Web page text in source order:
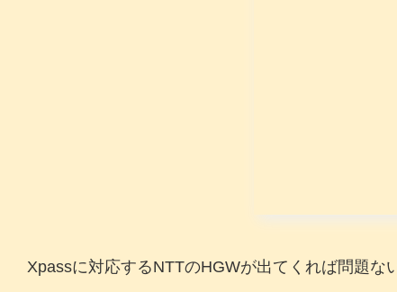
Xpassに対応するNTTのHGWが出てくれば問題な